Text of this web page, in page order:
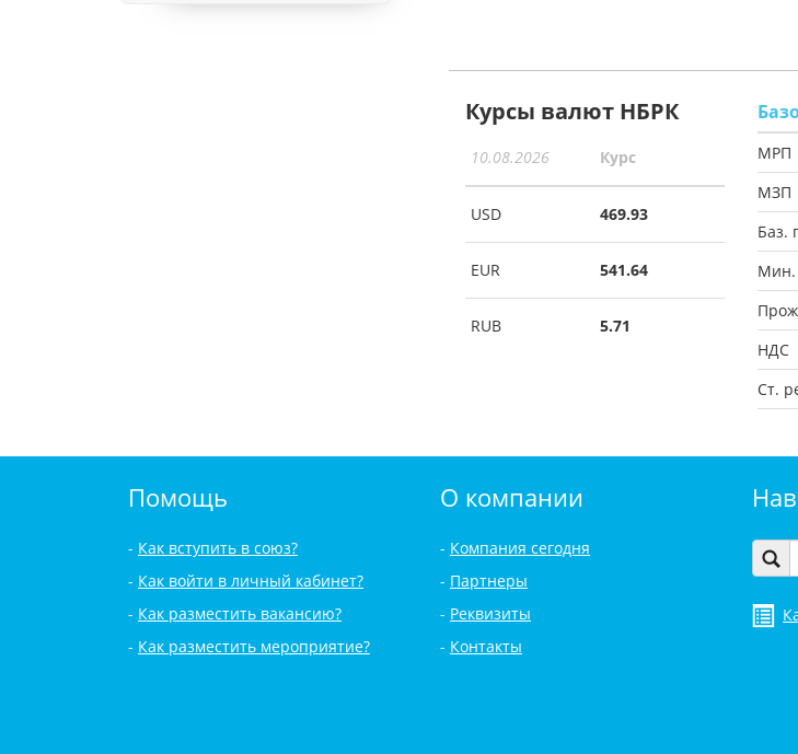
Курсы валют НБРК
10.08.2026 Курс
USD 469.93
EUR 541.64
RUB 5.71
МРП
МЗП
Баз.
Мин.
НДС
Ст.
Помощь
Как вступить в союз?
Как войти в личный кабинет?
Как разместить вакансию?
Как разместить мероприятие?
О компании
Компания сегодня
Партнеры
Реквизиты
Контакты